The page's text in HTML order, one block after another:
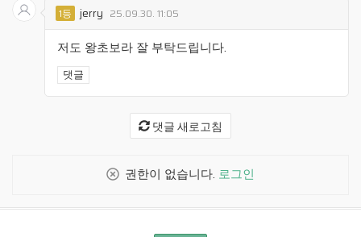
1등 jerry 25.09.30. 11:05
저도 왕초보라 잘 부탁드립니다.
댓글
댓글 새로고침
권한이 없습니다. 로그인